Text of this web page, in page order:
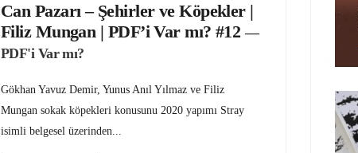
Can Pazarı – Şehirler ve Köpekler |
Filiz Mungan | PDF’i Var mı? #12 —
PDF'i Var mı?
Gökhan Yavuz Demir, Yunus Anıl Yılmaz ve Filiz
Mungan sokak köpekleri konusunu 2020 yapımı Stray
isimli belgesel üzerinden...